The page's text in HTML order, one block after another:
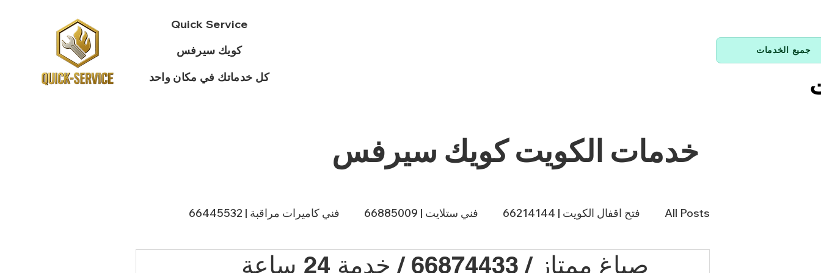
جميع الخدمات
Quick Service
كويك سيرفس
كل خدماتك في مكان واحد
خدمات الكويت كويك سيرفس
All Posts فتح اقفال الكويت | 66214144 فني ستلايت | 66885009 فني كاميرات مراقبة | 66445532
فني تكييف | 98943366 فني طباخات الكويت | 66557188 صباغ الكويت | 66874433 صباغ ممتاز / 66874433 / خدمة 24 ساعة